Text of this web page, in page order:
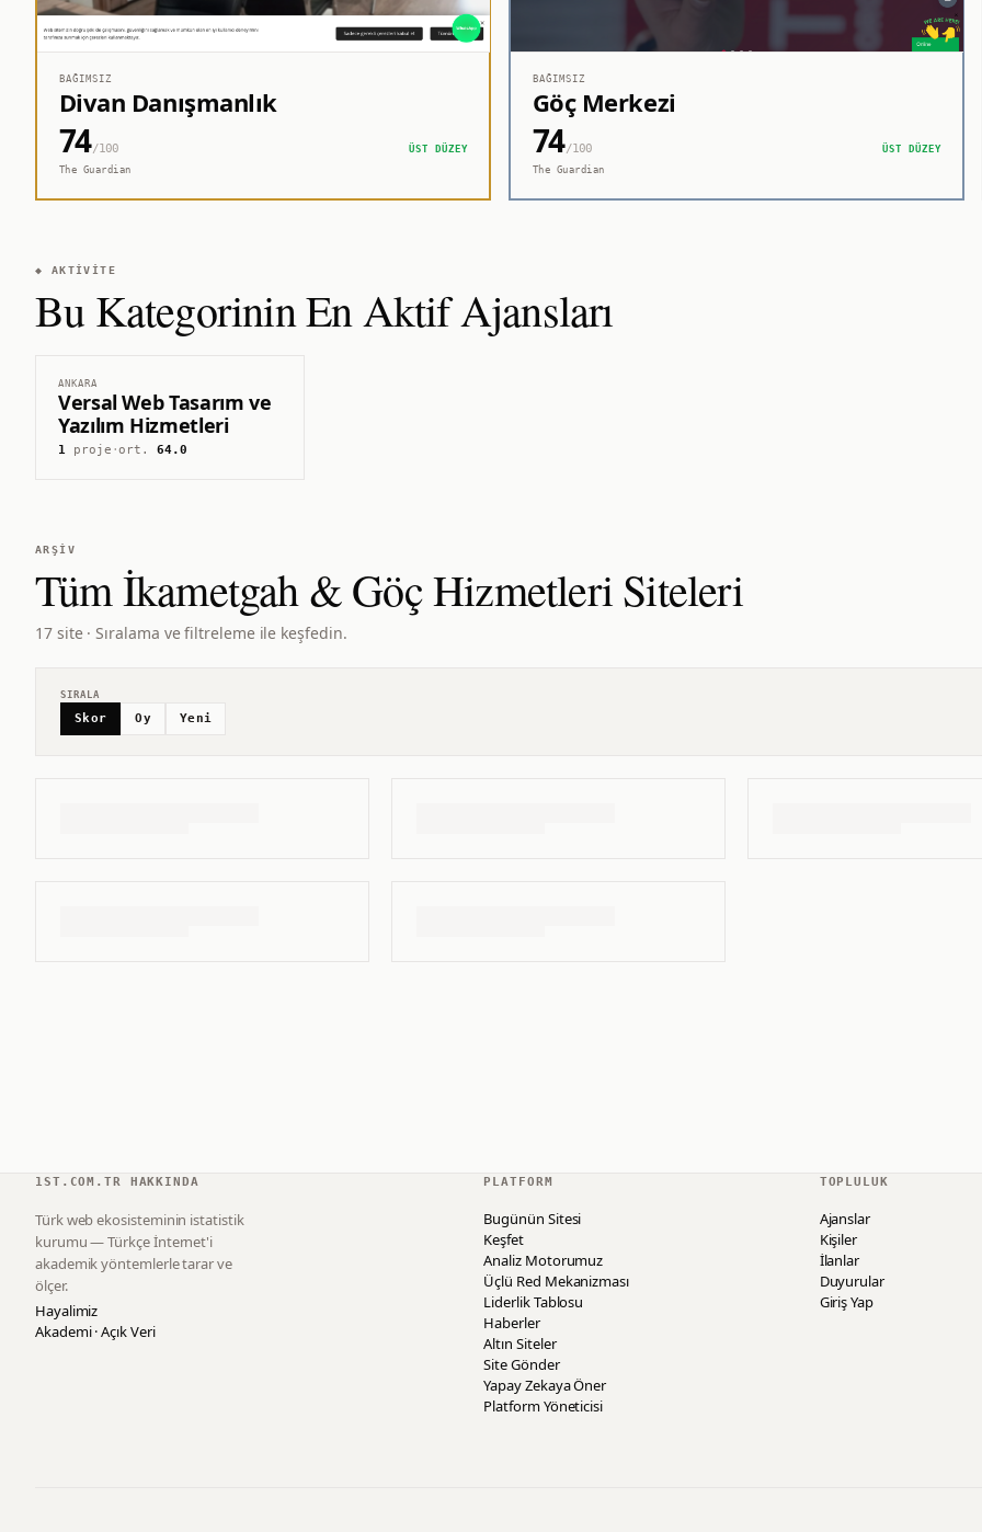
BAĞIMSIZ
Divan Danışmanlık
74/100
ÜST DÜZEY
The Guardian
BAĞIMSIZ
Göç Merkezi
74/100
ÜST DÜZEY
The Guardian
◆ AKTIVITE
Bu Kategorinin En Aktif Ajansları
ANKARA
Versal Web Tasarım ve
Yazılım Hizmetleri
1proje ·ort.64.0
ARŞIV
Tümİkametgah & Göç HizmetleriSiteleri
17 site · Sıralama ve filtreleme ile keşfedin.
SIRALA
Skor Oy Yeni
1ST.COM.TR HAKKINDA
Türk web ekosisteminin istatistik
kurumu — Türkçe İnternet'i
akademik yöntemlerle tarar ve
ölçer.
Hayalimiz
Akademi · Açık Veri
PLATFORM
Bugünün Sitesi
Keşfet
Analiz Motorumuz
Üçlü Red Mekanizması
Liderlik Tablosu
Haberler
Altın Siteler
Site Gönder
Yapay Zekaya Öner
Platform Yöneticisi
TOPLULUK
Ajanslar
Kişiler
İlanlar
Duyurular
Giriş Yap